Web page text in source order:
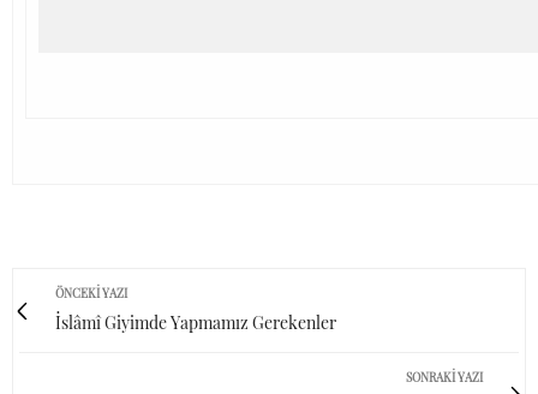
ÖNCEKI YAZI
İslâmî Giyimde Yapmamız Gerekenler
SONRAKI YAZI